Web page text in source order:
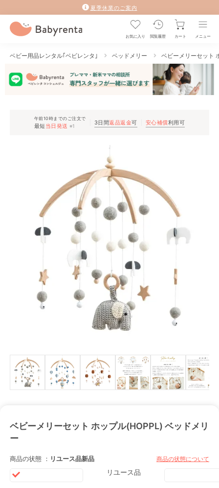
夏季休業のご案内
お気に入り 閲覧履歴 カート メニュー
ベビー用品レンタル｢ベビレンタ｣ ベッドメリー ベビーメリーセット
午前10時までのご注文で
最短 当日発送 ※1 3日間返品返金可 安心補償利用可
ベビーメリーセット ホップル(HOPPL) ベッドメリ
ー
商品の状態 ： リユース品新品 商品の状態について
リユース品